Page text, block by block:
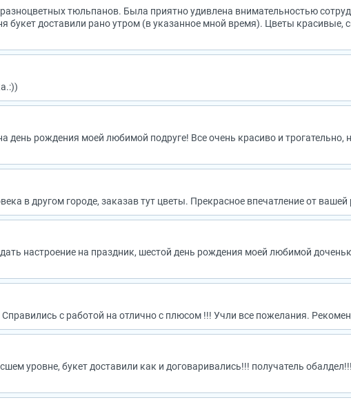
тюльпанов. Была приятно удивлена внимательностью
букет доставили рано утром (в указанное мной время). Цветы
день рождения моей любимой подруге! Все очень красиво и трогательно,
в другом городе, заказав тут цветы. Прекрасное впечатление от
настроение на праздник, шестой день рождения моей любимой
с работой на отлично с плюсом !!! Учли все пожелания.
уровне, букет доставили как и договаривались!!! получатель